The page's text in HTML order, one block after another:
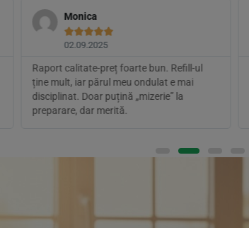
Monica

02.09.2025
Raport calitate-preț foarte bun. Refill-ul
ține mult, iar părul meu ondulat e mai
disciplinat. Doar puțină „mizerie” la
preparare, dar merită.